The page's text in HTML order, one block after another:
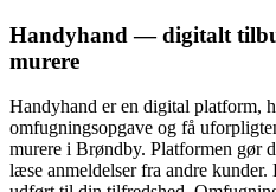
Handyhand — digitalt
murere
Handyhand er en digital platform,
omfugningsopgave og få
murere i Brøndby. Platformen gør
læse anmeldelser fra andre